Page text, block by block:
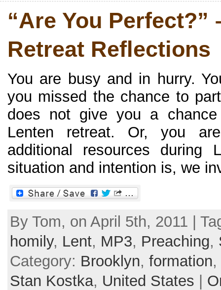
“Are You Perfect?”
Retreat Reflections
You are busy and in hurry.
you missed the chance to
does not give you a
Lenten retreat. Or, you
additional resources during
situation and intention is, we
By Tom, on April 5th, 2011 |
homily, Lent, MP3, Preaching,
Category: Brooklyn, formation,
Stan Kostka, United States